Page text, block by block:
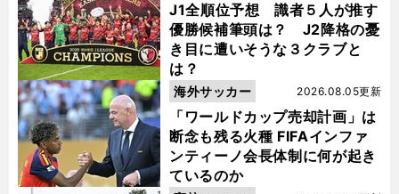
J1全順位予想 識者５人が推す
優勝候補筆頭は？ J2降格の憂
き目に遭いそうな３クラブと
は？
「ワールドカップ売却計画」は
断念も残る火種 FIFAインファ
ンティーノ会長体制に何が起き
ているのか
2026.08.05更新
海外サッカー